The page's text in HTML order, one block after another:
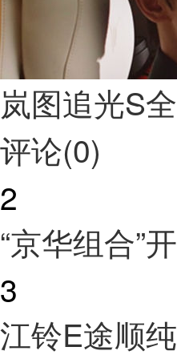
岚图追光S
评论(0)
2
“京华组合”
3
江铃E途顺